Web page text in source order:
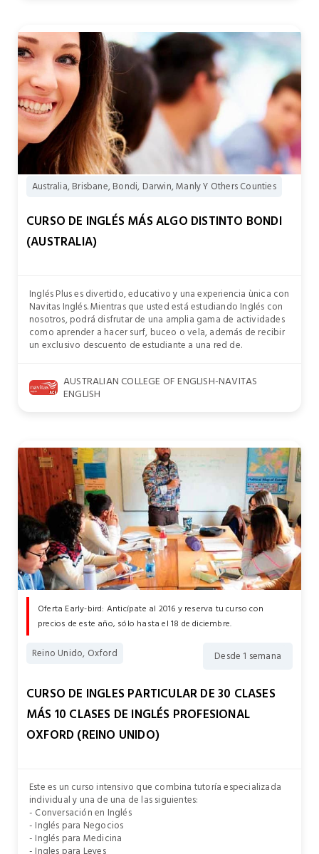
Australia, Brisbane, Bondi, Darwin, Manly Y Others Counties
CURSO DE INGLÉS MÁS ALGO DISTINTO BONDI
(AUSTRALIA)
Inglés Plus es divertido, educativo y una experiencia ùnica con
Navitas Inglés. Mientras que usted está estudiando Inglés con
nosotros, podrá disfrutar de una amplia gama de actividades
como aprender a hacer surf, buceo o vela, además de recibir
un exclusivo descuento de estudiante a una red de.
AUSTRALIAN COLLEGE OF ENGLISH-NAVITAS
ENGLISH
Oferta Early-bird: Anticípate al 2016 y reserva tu curso con
precios de este año, sólo hasta el 18 de diciembre.
Reino Unido, Oxford Desde 1 semana
CURSO DE INGLES PARTICULAR DE 30 CLASES
MÁS 10 CLASES DE INGLÉS PROFESIONAL
OXFORD (REINO UNIDO)
Este es un curso intensivo que combina tutoría especializada
individual y una de una de las siguientes:
- Conversación en Inglés
- Inglés para Negocios
- Inglés para Medicina